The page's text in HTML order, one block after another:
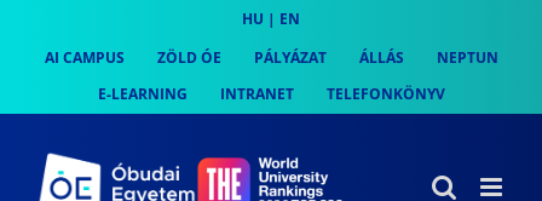
content
HU | EN
AI CAMPUS
ZÖLD ÓE PÁLYÁZAT ÁLLÁS
NEPTUN
E-LEARNING
INTRANET TELEFONKÖNYV